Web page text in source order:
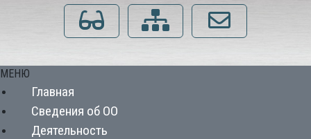
Для слабовидящихКарта сайта Напишите нам
МЕНЮ
Главная
Сведения об ОО
Деятельность